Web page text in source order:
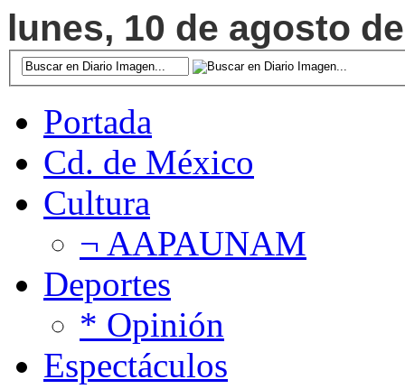
lunes, 10 de agosto
Portada
Cd. de México
Cultura
¬ AAPAUNAM
Deportes
* Opinión
Espectáculos